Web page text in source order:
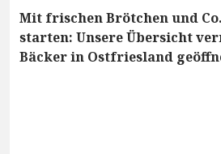
Mit frischen Brötchen und
starten: Unsere Übersicht
Bäcker in Ostfriesland